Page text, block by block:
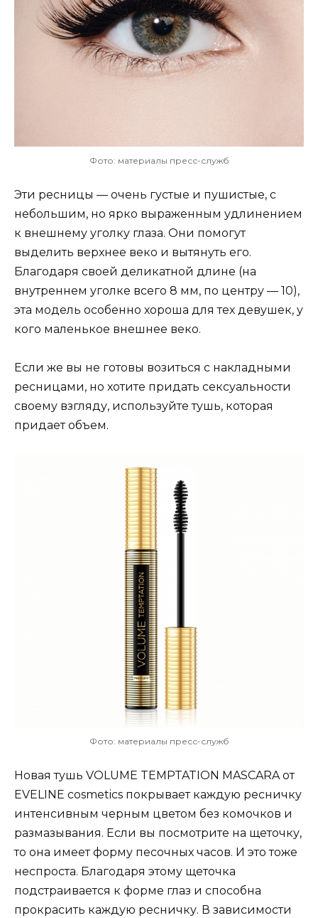
Фото: материалы пресс-служб
Эти ресницы — очень густые и пушистые, с
небольшим, но ярко выраженным удлинением
к внешнему уголку глаза. Они помогут
выделить верхнее веко и вытянуть его.
Благодаря своей деликатной длине (на
внутреннем уголке всего 8 мм, по центру — 10),
эта модель особенно хороша для тех девушек, у
кого маленькое внешнее веко.
Если же вы не готовы возиться с накладными
ресницами, но хотите придать сексуальности
своему взгляду, используйте тушь, которая
придает объем.
Фото: материалы пресс-служб
Новая тушь VOLUME TEMPTATION MASCARA от
EVELINE cosmetics покрывает каждую ресничку
интенсивным черным цветом без комочков и
размазывания. Если вы посмотрите на щеточку,
то она имеет форму песочных часов. И это тоже
неспроста. Благодаря этому щеточка
подстраивается к форме глаз и способна
прокрасить каждую ресничку. В зависимости